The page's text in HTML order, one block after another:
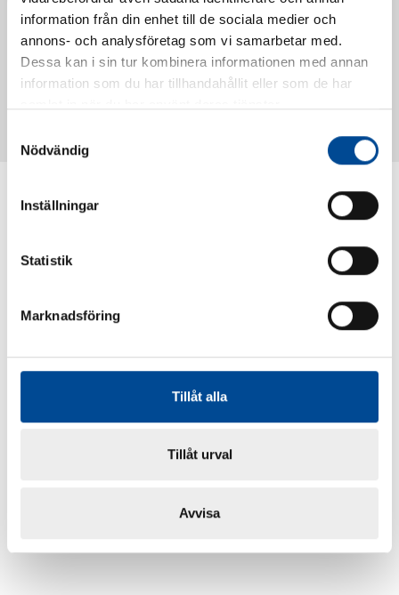
information från din enhet till de sociala medier och
annons- och analysföretag som vi samarbetar med.
Dessa kan i sin tur kombinera informationen med annan
information som du har tillhandahållit eller som de har
Nödvändig
Inställningar
Statistik
Marknadsföring
Tillåt alla
Tillåt urval
Avvisa
Vattendoserare Mixometer
62385
Spårkniv Mördarsnigeln
62617